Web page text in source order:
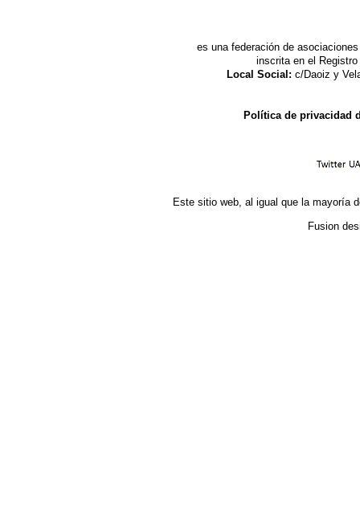
es una federación de
inscrita en el
Local Social: c/Daoiz y
Política de privacidad
Este sitio web, al igual que la mayoría
Fusion